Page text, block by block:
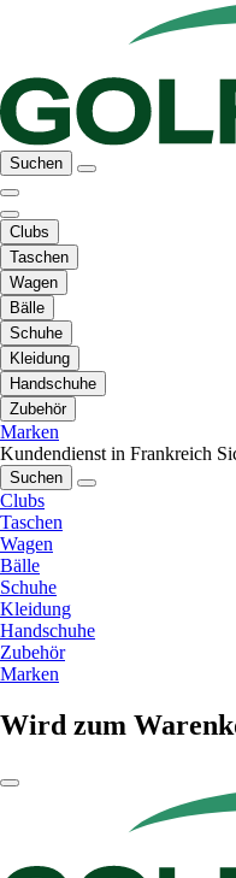
Suchen
Clubs
Taschen
Wagen
Bälle
Schuhe
Kleidung
Handschuhe
Zubehör
Marken
Kundendienst in Frankreich
Suchen
Clubs
Taschen
Wagen
Bälle
Schuhe
Kleidung
Handschuhe
Zubehör
Marken
Wird zum